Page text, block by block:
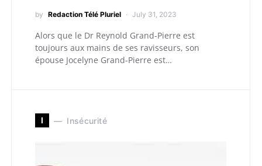
by Redaction Télé Pluriel July 31, 2023
Alors que le Dr Reynold Grand-Pierre est
toujours aux mains de ses ravisseurs, son
épouse Jocelyne Grand-Pierre est…
I Insécurité